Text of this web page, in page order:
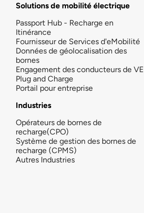
Solutions de mobilité électrique
Passport Hub - Recharge en
Itinérance
Fournisseur de Services d'eMobilité
Données de géolocalisation des
bornes
Engagement des conducteurs de VE
Plug and Charge
Portail pour entreprise
Industries
Opérateurs de bornes de
recharge(CPO)
Système de gestion des bornes de
recharge (CPMS)
Autres Industries